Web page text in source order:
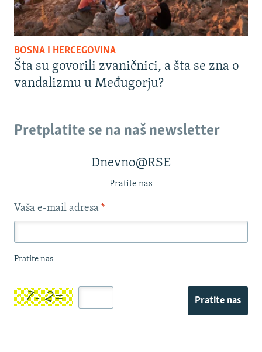
BOSNA I HERCEGOVINA
Šta su govorili zvaničnici, a šta se zna o
vandalizmu u Međugorju?
Pretplatite se na naš newsletter
Dnevno@RSE
Pratite nas
Vaša e-mail adresa *
Pratite nas
Pratite nas